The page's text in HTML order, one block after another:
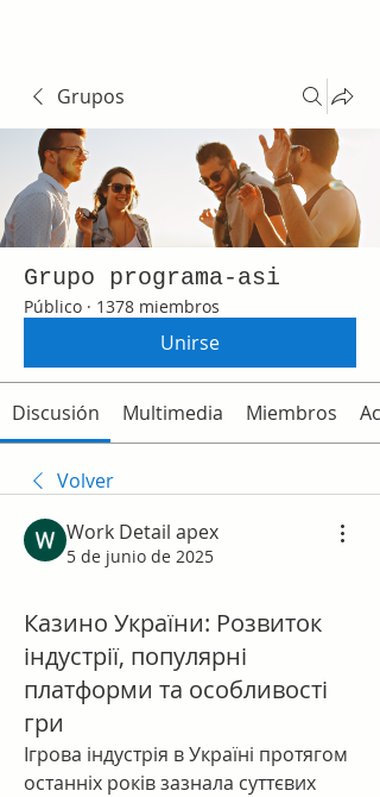
Grupos
Grupo programa-asi
Público · 1378 miembros
Unirse
Discusión Multimedia Miembros
Volver
Work Detail apex
5 de junio de 2025
Казино України: Розвиток
індустрії, популярні
платформи та особливості
гри
Ігрова індустрія в Україні протягом
останніх років зазнала суттєвих